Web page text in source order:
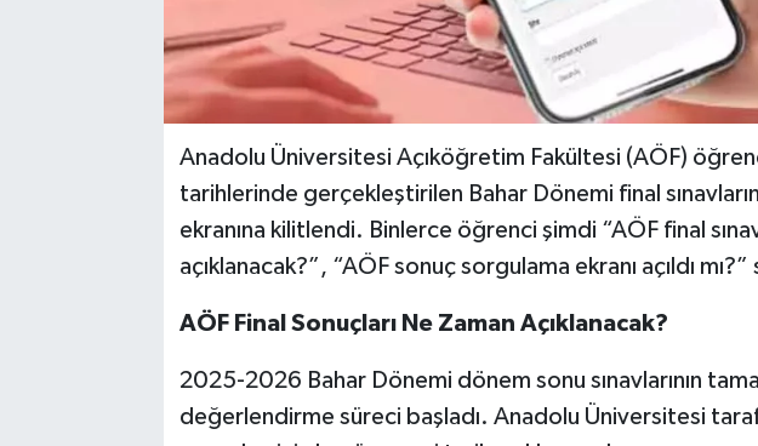
Anadolu Üniversitesi Açıköğretim Fakültesi (AÖF)
tarihlerinde gerçekleştirilen Bahar Dönemi final
ekranına kilitlendi. Binlerce öğrenci şimdi “AÖF final
açıklanacak?”, “AÖF sonuç sorgulama ekranı açıldı mı?”
AÖF Final Sonuçları Ne Zaman Açıklanacak?
2025-2026 Bahar Dönemi dönem sonu sınavlarının
değerlendirme süreci başladı. Anadolu Üniversitesi